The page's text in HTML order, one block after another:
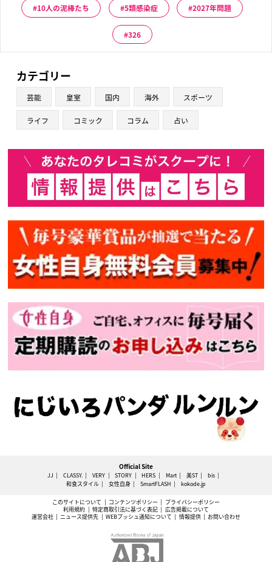
10人の泥棒たち 5類感染症 2027年問題
326
カテゴリー
芸能 皇室 国内 海外 スポーツ
ライフ コミック コラム 占い
Official Site
JJ CLASSY. VERY STORY HERS Mart 美ST
bis
和食スタイル
女性自身 SmartFLASH kokode.jp
このサイトについて コンテンツポリシー
プライバシーポリシー
利用規約
特定商取引法に基づく表記
広告掲載について
運営会社
ニュース提供先 WEBプッシュ通知について 情報提供 お問い合わせ